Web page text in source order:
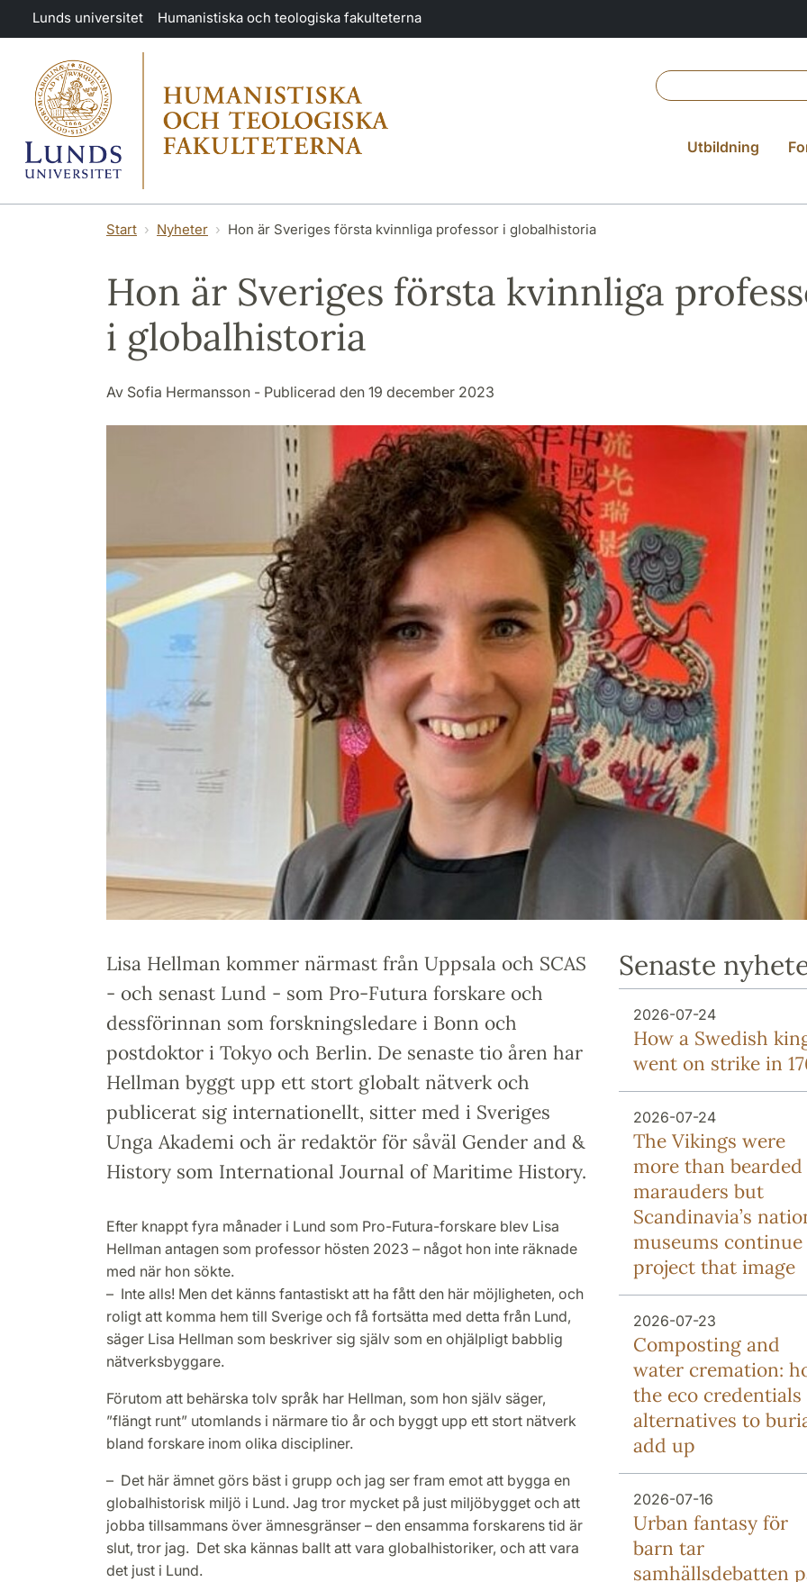
Hoppa till huvudinnehåll
Lunds universitet Humanistiska och teologiska fakulteterna
Utbildning
Start Nyheter Hon är Sveriges första kvinnliga professor i globalhistoria
Hon är Sveriges första kvinnliga
i globalhistoria
Av Sofia Hermansson - Publicerad den 19 december 2023
Lisa Hellman kommer närmast från Uppsala och SCAS
- och senast Lund - som Pro-Futura forskare och
dessförinnan som forskningsledare i Bonn och
postdoktor i Tokyo och Berlin. De senaste tio åren har
Hellman byggt upp ett stort globalt nätverk och
publicerat sig internationellt, sitter med i Sveriges
Unga Akademi och är redaktör för såväl Gender and &
History som International Journal of Maritime History.
Efter knappt fyra månader i Lund som Pro-Futura-forskare blev Lisa
Hellman antagen som professor hösten 2023 – något hon inte räknade
med när hon sökte.
– Inte alls! Men det känns fantastiskt att ha fått den här möjligheten, och
roligt att komma hem till Sverige och få fortsätta med detta från Lund,
säger Lisa Hellman som beskriver sig själv som en ohjälpligt babblig
nätverksbyggare.
Förutom att behärska tolv språk har Hellman, som hon själv säger,
”flängt runt” utomlands i närmare tio år och byggt upp ett stort nätverk
bland forskare inom olika discipliner.
– Det här ämnet görs bäst i grupp och jag ser fram emot att bygga en
globalhistorisk miljö i Lund. Jag tror mycket på just miljöbygget och att
jobba tillsammans över ämnesgränser – den ensamma forskarens tid är
slut, tror jag. Det ska kännas ballt att vara globalhistoriker, och att vara
det just i Lund.
Senaste
2026-07-24
How a Swedish
went on strike in
2026-07-24
The Vikings were
more than bearded
marauders but
Scandinavia’s
museums
project that image
2026-07-23
Composting and
water cremation:
the eco credentials
alternatives to
add up
2026-07-16
Urban fantasy för
barn tar
samhällsdebatten